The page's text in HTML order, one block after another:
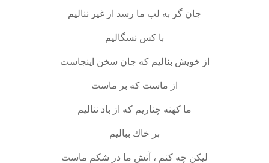
جان گر به لب ما رسد از غير نناليم
با كس نسگاليم
از خويش بناليم كه جان سخن اينجاست
از ماست كه بر ماست
ما كهنه چناريم كه از باد نناليم
بر خاك بباليم
ليكن چه كنم ، آتش ما در شكم ماست